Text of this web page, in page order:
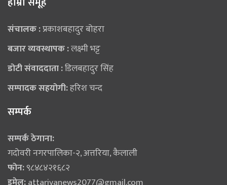
संचालक :प्रकाशबहादुर बोहरा
बजार व्यवस्थापक :लक्ष्मी भट्ट
डोटी संवाददाता :डिलबहादुर सिंह
सम्पादक सहयोगी:हरिश चन्द
सम्पर्क
सम्पर्क ठेगाना:
गदोवरी नगरपालिका-२, अत्तरिया, कैलाली
फोन:९८४८४२१६८२